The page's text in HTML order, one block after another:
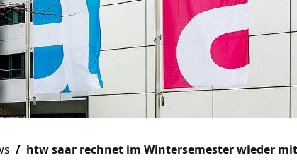
htw saar rechnet im Wintersemester wieder